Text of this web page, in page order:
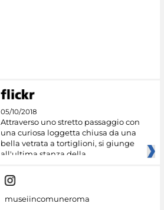
05/10/2018
Attraverso uno stretto passaggio con
una curiosa loggetta chiusa da una
bella vetrata a tortiglioni, si giunge
all'ultima stanza della
museiincomuneroma